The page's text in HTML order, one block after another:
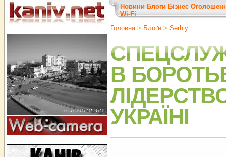
Новини Блоги Бізнес
Wi-Fi
Головна> Блоґи > Serhiy
В
ЛІДЕРСТВО
УКРАЇНІ